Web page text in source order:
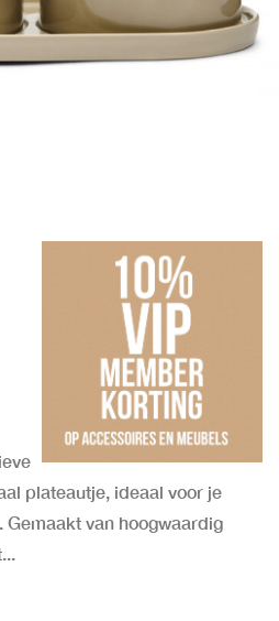
plateautje, ideaal voor je
van hoogwaardig